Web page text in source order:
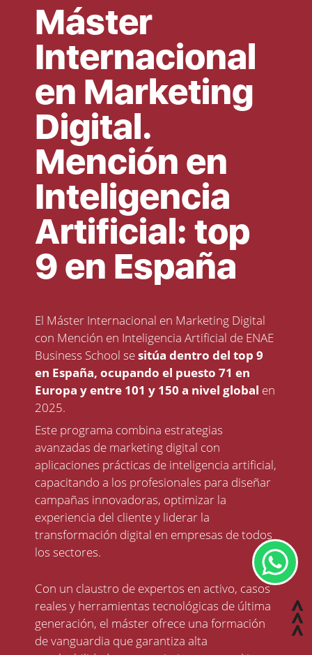
Máster
Internacional
en Marketing
Digital.
Mención en
Inteligencia
Artificial: top
9 en España
El Máster Internacional en Marketing Digital
con Mención en Inteligencia Artificial de ENAE
Business School sesitúa dentro del top 9
en España, ocupando el puesto 71 en
Europa y entre 101 y 150 a nivel global en
2025.
Este programa combina estrategias
avanzadas de marketing digital con
aplicaciones prácticas de inteligencia artificial,
capacitando a los profesionales para diseñar
campañas innovadoras, optimizar la
experiencia del cliente y liderar la
transformación digital en empresas de todos
los sectores.
Con un claustro de expertos en activo, casos
reales y herramientas tecnológicas de última
generación, el máster ofrece una formación
de vanguardia que garantiza alta